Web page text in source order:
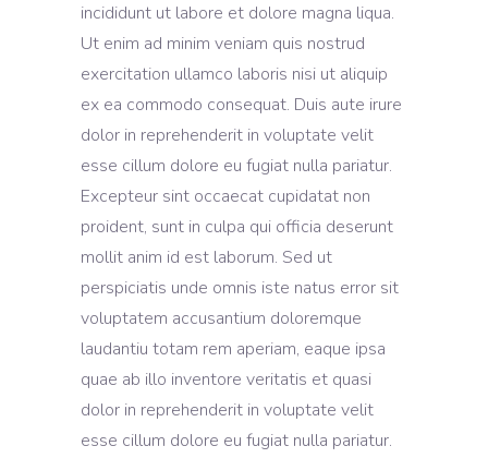
incididunt ut labore et dolore magna liqua.
Ut enim ad minim veniam quis nostrud
exercitation ullamco laboris nisi ut aliquip
ex ea commodo consequat. Duis aute irure
dolor in reprehenderit in voluptate velit
esse cillum dolore eu fugiat nulla pariatur.
Excepteur sint occaecat cupidatat non
proident, sunt in culpa qui officia deserunt
mollit anim id est laborum. Sed ut
perspiciatis unde omnis iste natus error sit
voluptatem accusantium doloremque
laudantiu totam rem aperiam, eaque ipsa
quae ab illo inventore veritatis et quasi
dolor in reprehenderit in voluptate velit
esse cillum dolore eu fugiat nulla pariatur.